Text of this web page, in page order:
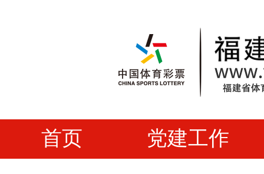
首页 党建工作